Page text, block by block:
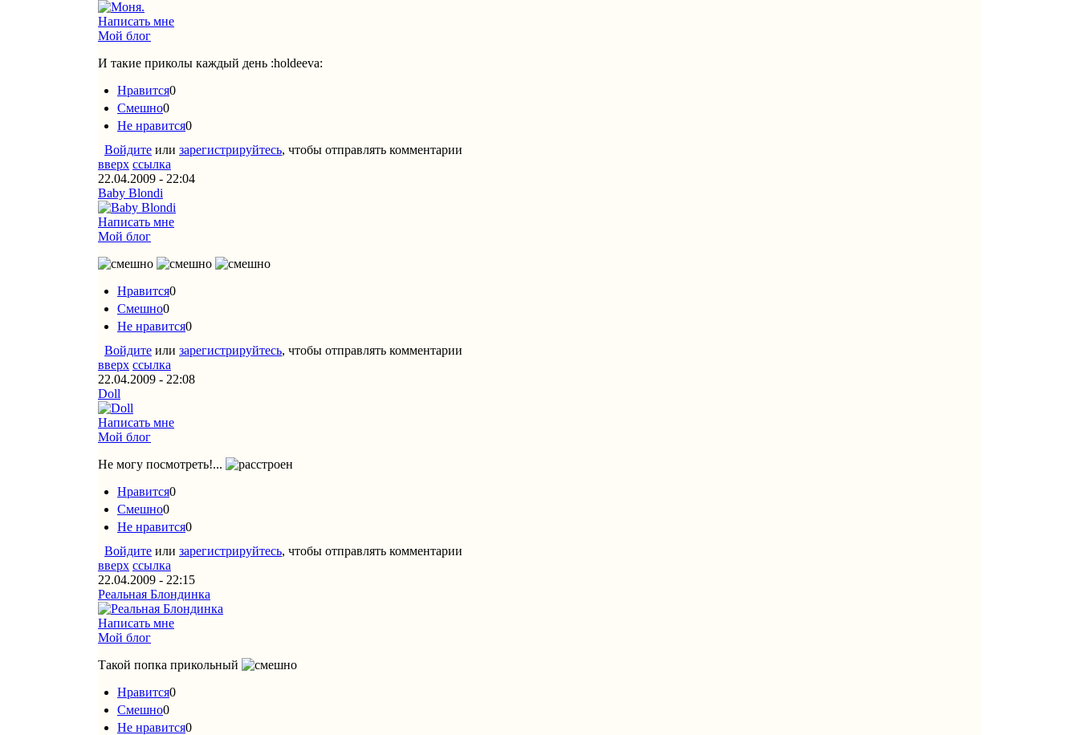
Написать мне
Мой блог
И такие приколы каждый день :holdeeva:
Нравится0
Смешно0
Не нравится0
Войдите или зарегистрируйтесь, чтобы отправлять комментарии
вверх ссылка
22.04.2009 - 22:04
Baby Blondi
Написать мне
Мой блог
Нравится0
Смешно0
Не нравится0
Войдите или зарегистрируйтесь, чтобы отправлять комментарии
вверх ссылка
22.04.2009 - 22:08
Doll
Написать мне
Мой блог
Не могу посмотреть!...
Нравится0
Смешно0
Не нравится0
Войдите или зарегистрируйтесь, чтобы отправлять комментарии
вверх ссылка
22.04.2009 - 22:15
Реальная Блондинка
Написать мне
Мой блог
Такой попка прикольный
Нравится0
Смешно0
Не нравится0